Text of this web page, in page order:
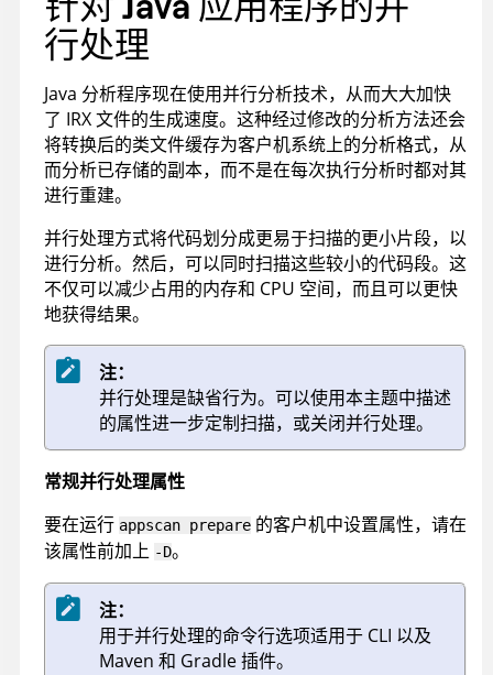
行处理
Java 分析程序现在使用并行分析技术，从而大大加快
了 IRX 文件的生成速度。这种经过修改的分析方法还会
将转换后的类文件缓存为客户机系统上的分析格式，从
而分析已存储的副本，而不是在每次执行分析时都对其
进行重建。
并行处理方式将代码划分成更易于扫描的更小片段，以
进行分析。然后，可以同时扫描这些较小的代码段。这
不仅可以减少占用的内存和 CPU 空间，而且可以更快
地获得结果。
注：
并行处理是缺省行为。可以使用本主题中描述
的属性进一步定制扫描，或关闭并行处理。
常规并行处理属性
要在运行 appscan prepare 的客户机中设置属性，请在
该属性前加上 -D。
注：
用于并行处理的命令行选项适用于 CLI 以及
Maven 和 Gradle 插件。